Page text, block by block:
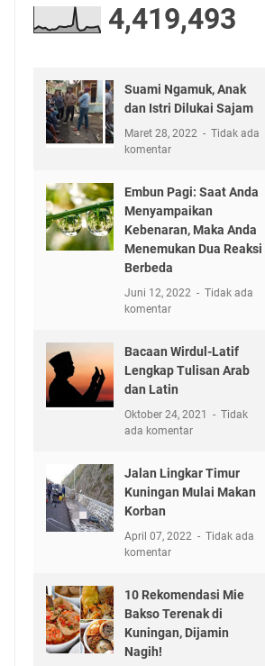
4,419,493
Suami Ngamuk, Anak
dan Istri Dilukai Sajam
Maret 28, 2022
Tidak ada
komentar
Embun Pagi: Saat Anda
Menyampaikan
Kebenaran, Maka Anda
Menemukan Dua Reaksi
Berbeda
Juni 12, 2022
Tidak ada
komentar
Bacaan Wirdul-Latif
Lengkap Tulisan Arab
dan Latin
Oktober 24, 2021
Tidak
ada komentar
Jalan Lingkar Timur
Kuningan Mulai Makan
Korban
April 07, 2022
Tidak ada
komentar
10 Rekomendasi Mie
Bakso Terenak di
Kuningan, Dijamin
Nagih!